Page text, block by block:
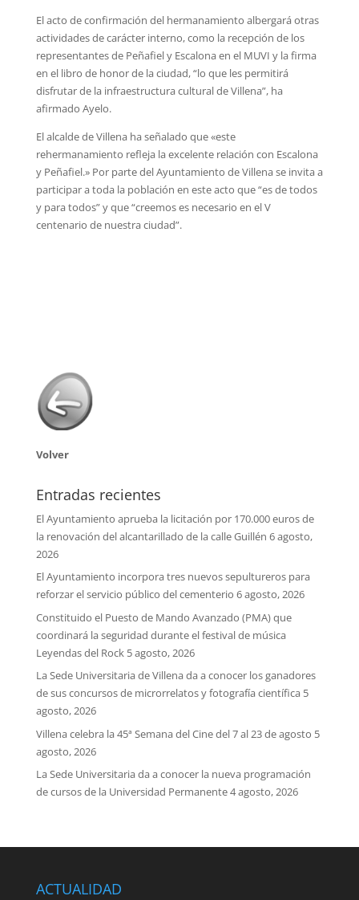
El acto de confirmación del hermanamiento albergará otras
actividades de carácter interno, como la recepción de los
representantes de Peñafiel y Escalona en el MUVI y la firma
en el libro de honor de la ciudad, “lo que les permitirá
disfrutar de la infraestructura cultural de Villena”, ha
afirmado Ayelo.
El alcalde de Villena ha señalado que «este
rehermanamiento refleja la excelente relación con Escalona
y Peñafiel.» Por parte del Ayuntamiento de Villena se invita a
participar a toda la población en este acto que “es de todos
y para todos” y que “creemos es necesario en el V
centenario de nuestra ciudad”.
Volver
Entradas recientes
El Ayuntamiento aprueba la licitación por 170.000 euros de
la renovación del alcantarillado de la calle Guillén 6 agosto,
2026
El Ayuntamiento incorpora tres nuevos sepultureros para
reforzar el servicio público del cementerio 6 agosto, 2026
Constituido el Puesto de Mando Avanzado (PMA) que
coordinará la seguridad durante el festival de música
Leyendas del Rock 5 agosto, 2026
La Sede Universitaria de Villena da a conocer los ganadores
de sus concursos de microrrelatos y fotografía científica 5
agosto, 2026
Villena celebra la 45ª Semana del Cine del 7 al 23 de agosto 5
agosto, 2026
La Sede Universitaria da a conocer la nueva programación
de cursos de la Universidad Permanente4 agosto, 2026
ACTUALIDAD